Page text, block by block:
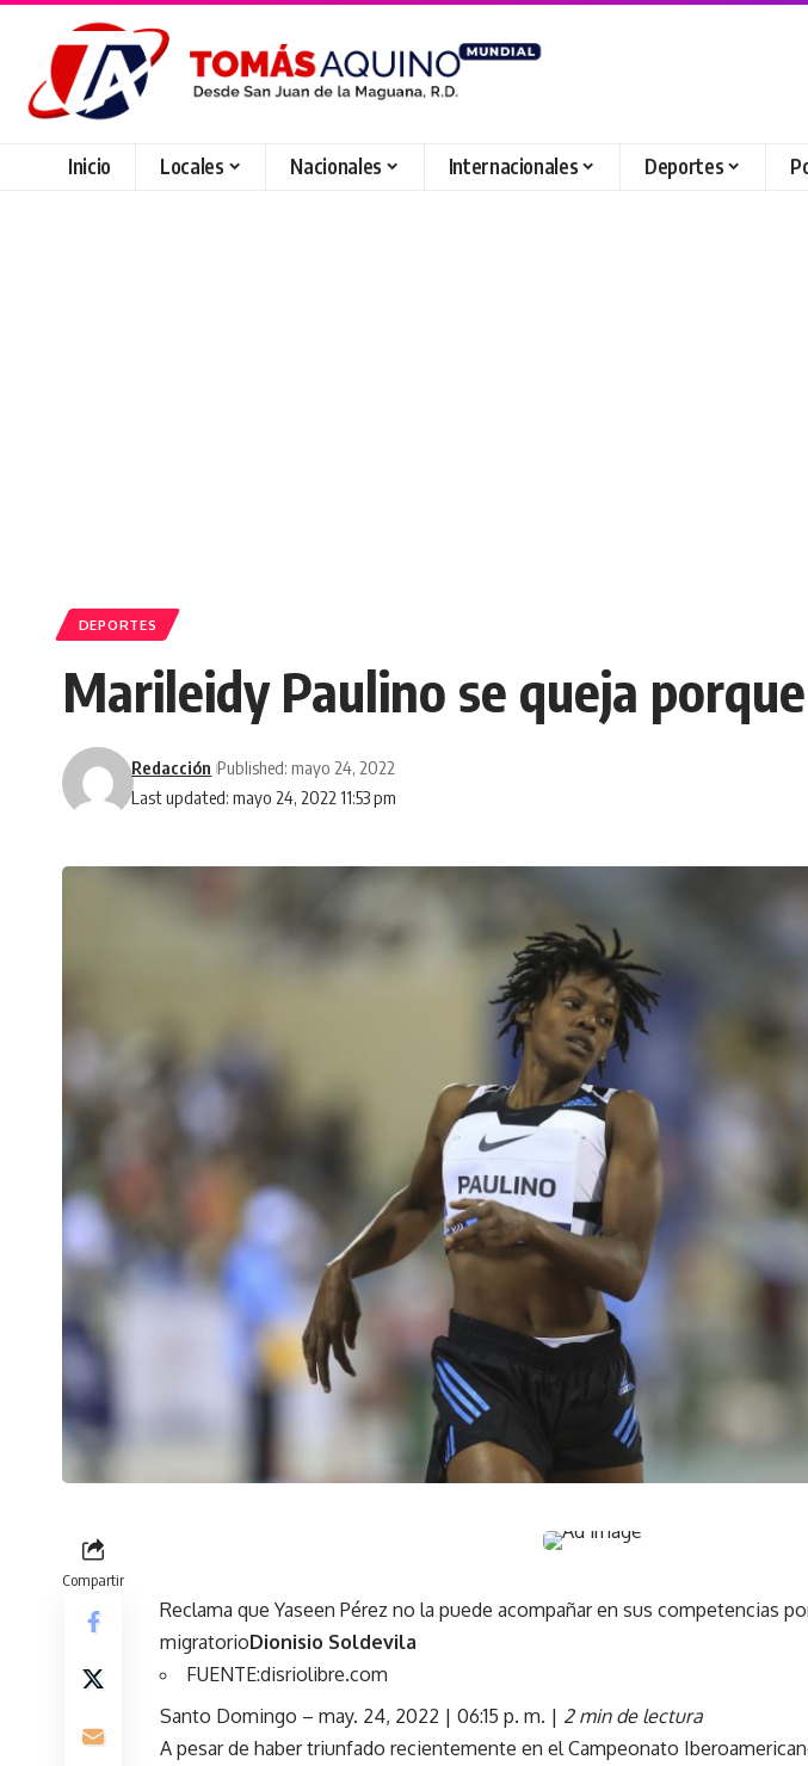
Inicio Locales Nacionales Internacionales Deportes
DEPORTES
Marileidy Paulino se queja
Last updated: mayo 24, 2022 11:53 pm
Redacción Published: mayo 24, 2022
Compartir
Reclama que Yaseen Pérez no la puede acompañar en sus competencias
migratorioDionisio Soldevila
FUENTE:disriolibre.com
Santo Domingo – may. 24, 2022 | 06:15 p. m. | 2 min de lectura
A pesar de haber triunfado recientemente en el Campeonato